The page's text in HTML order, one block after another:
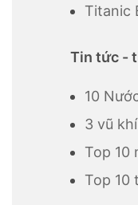
Titanic
Tin tức -
10
3 vũ
Top 10
Top 10